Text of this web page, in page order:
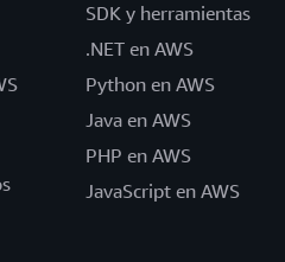
SDK y herramientas
.NET en AWS
Python en AWS
Java en AWS
PHP en AWS
JavaScript en AWS